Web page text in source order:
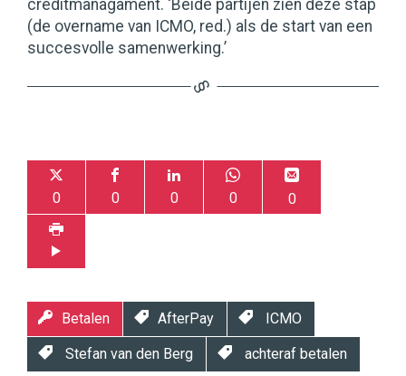
creditmanagament. ‘Beide partijen zien deze stap
(de overname van ICMO, red.) als de start van een
succesvolle samenwerking.’
0 0 0 0 0
Betalen AfterPay ICMO
Stefan van den Berg achteraf betalen